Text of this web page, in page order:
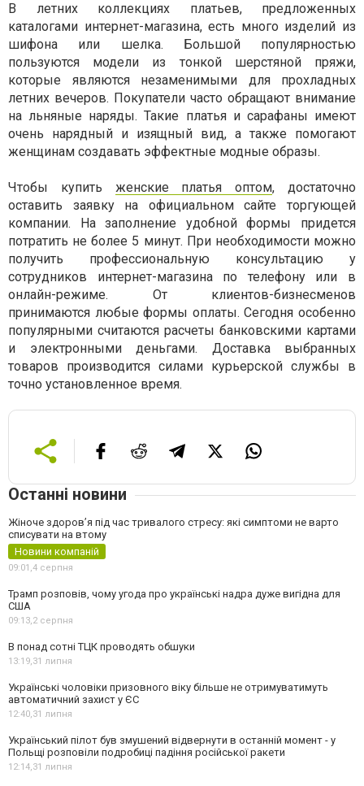
В летних коллекциях платьев, предложенных
каталогами интернет-магазина, есть много изделий из
шифона или шелка. Большой популярностью
пользуются модели из тонкой шерстяной пряжи,
которые являются незаменимыми для прохладных
летних вечеров. Покупатели часто обращают внимание
на льняные наряды. Такие платья и сарафаны имеют
очень нарядный и изящный вид, а также помогают
женщинам создавать эффектные модные образы.
Чтобы купить женские платья оптом, достаточно
оставить заявку на официальном сайте торгующей
компании. На заполнение удобной формы придется
потратить не более 5 минут. При необходимости можно
получить профессиональную консультацию у
сотрудников интернет-магазина по телефону или в
онлайн-режиме. От клиентов-бизнесменов
принимаются любые формы оплаты. Сегодня особенно
популярными считаются расчеты банковскими картами
и электронными деньгами. Доставка выбранных
товаров производится силами курьерской службы в
точно установленное время.
Останні новини
Жіноче здоров’я під час тривалого стресу: які симптоми не варто
списувати на втому
Новини компаній
09:01,4 серпня
Трамп розповів, чому угода про українські надра дуже вигідна для
США
09:13,2 серпня
В понад сотні ТЦК проводять обшуки
13:19,31 липня
Українські чоловіки призовного віку більше не отримуватимуть
автоматичний захист у ЄС
12:40,31 липня
Український пілот був змушений відвернути в останній момент - у
Польщі розповіли подробиці падіння російської ракети
12:14,31 липня